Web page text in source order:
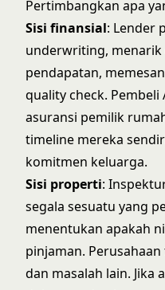
Pertimbangkan apa
Sisi finansial: Lender
underwriting,
pendapatan,
quality check.
asuransi pemilik
timeline mereka
komitmen keluarga.
Sisi properti:
segala sesuatu yang
menentukan apakah
pinjaman.
dan masalah lain. Jika